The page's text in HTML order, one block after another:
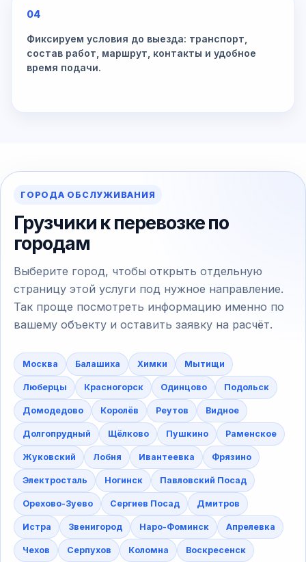
04
Фиксируем условия до выезда: транспорт,
состав работ, маршрут, контакты и удобное
время подачи.
ГОРОДА ОБСЛУЖИВАНИЯ
Грузчики к перевозке по
городам
Выберите город, чтобы открыть отдельную
страницу этой услуги под нужное направление.
Так проще посмотреть информацию именно по
вашему объекту и оставить заявку на расчёт.
Москва Балашиха Химки Мытищи
Люберцы Красногорск Одинцово Подольск
Домодедово Королёв Реутов Видное
Долгопрудный Щёлково Пушкино Раменское
Жуковский Лобня Ивантеевка Фрязино
Электросталь Ногинск Павловский Посад
Орехово-Зуево Сергиев Посад Дмитров
Истра Звенигород Наро-Фоминск Апрелевка
Чехов Серпухов Коломна Воскресенск